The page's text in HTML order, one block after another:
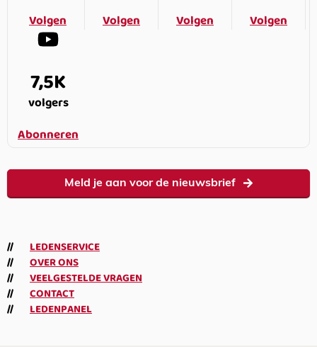
Volgen
Volgen
Volgen
Volgen
7,5K
volgers
Abonneren
Meld je aan voor de nieuwsbrief
LEDENSERVICE
OVER ONS
VEELGESTELDE VRAGEN
CONTACT
LEDENPANEL